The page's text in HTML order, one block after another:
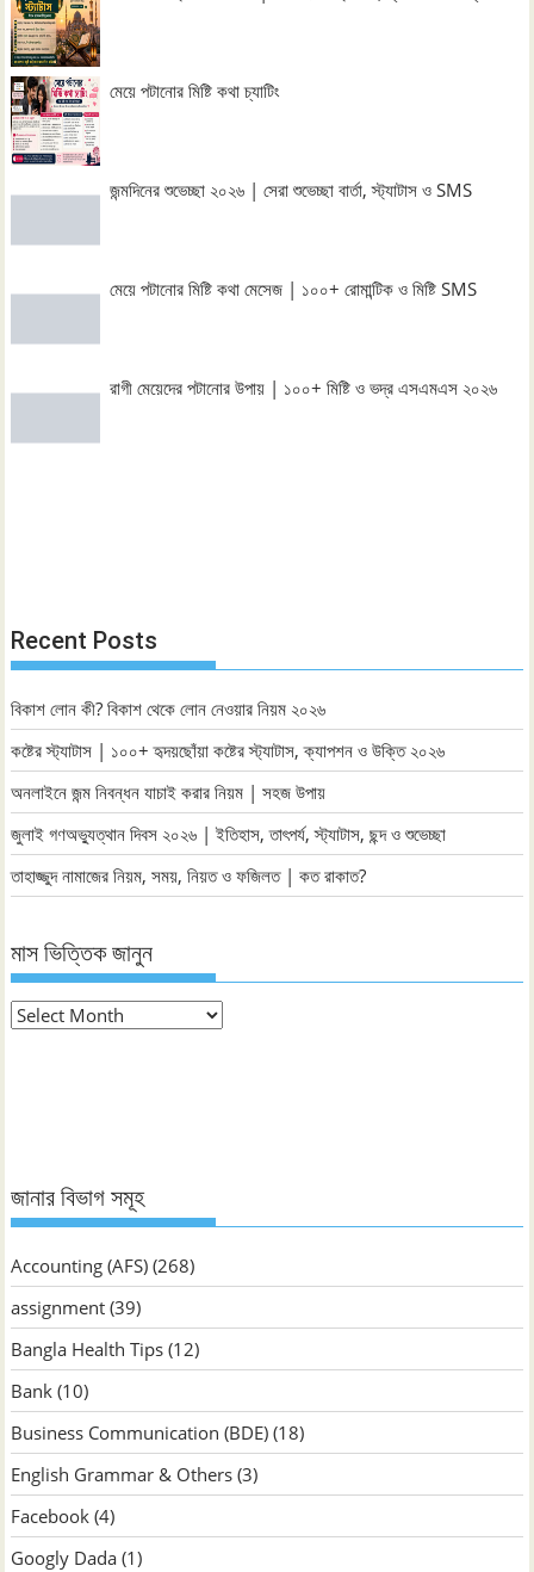
মেয়ে পটানোর মিষ্টি কথা চ্যাটিং
জন্মদিনের শুভেচ্ছা ২০২৬ | সেরা শুভেচ্ছা বার্তা, স্ট্যাটাস ও SMS
মেয়ে পটানোর মিষ্টি কথা মেসেজ | ১০০+ রোমান্টিক ও মিষ্টি SMS
রাগী মেয়েদের পটানোর উপায় | ১০০+ মিষ্টি ও ভদ্র এসএমএস ২০২৬
Recent Posts
বিকাশ লোন কী? বিকাশ থেকে লোন নেওয়ার নিয়ম ২০২৬
কষ্টের স্ট্যাটাস | ১০০+ হৃদয়ছোঁয়া কষ্টের স্ট্যাটাস, ক্যাপশন ও উক্তি ২০২৬
অনলাইনে জন্ম নিবন্ধন যাচাই করার নিয়ম | সহজ উপায়
জুলাই গণঅভ্যুত্থান দিবস ২০২৬ | ইতিহাস, তাৎপর্য, স্ট্যাটাস, ছন্দ ও শুভেচ্ছা
তাহাজ্জুদ নামাজের নিয়ম, সময়, নিয়ত ও ফজিলত | কত রাকাত?
মাস ভিত্তিক জানুন
মাস
জানার বিভাগ সমূহ
Accounting (AFS) (268)
assignment (39)
Bangla Health Tips (12)
Bank (10)
Business Communication (BDE) (18)
English Grammar & Others (3)
Facebook (4)
Googly Dada (1)